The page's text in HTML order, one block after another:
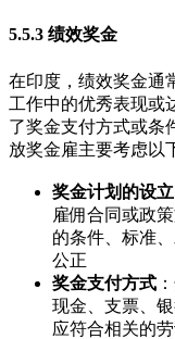
5.5.3 绩效奖金
在印度，绩效奖金通
工作中的优秀表现或
了奖金支付方式或条
放奖金雇主要考虑以
奖金计划的设立
雇佣合同或政
的条件、标准
公正
奖金支付方式
现金、支票、
应符合相关的